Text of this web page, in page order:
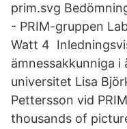
prim.svg
- PRIM-gruppen
Watt 4
ämnessakkunniga
universitet Lisa
Pettersson vid
thousands of